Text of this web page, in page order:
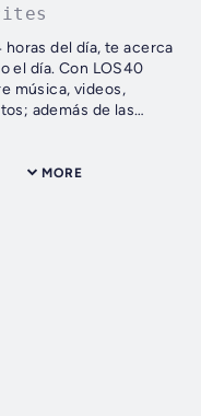
del día, te acerca
el día. Con LOS40
música, videos,
además de las
de las...
MORE